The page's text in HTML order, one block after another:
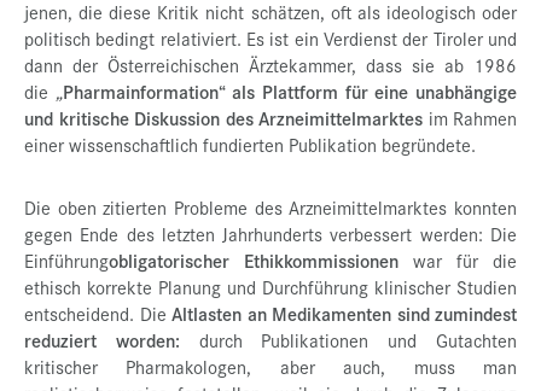
jenen, die diese Kritik nicht schätzen, oft als ideologisch oder
politisch bedingt relativiert. Es ist ein Verdienst der Tiroler und
dann der Österreichischen Ärztekammer, dass sie ab 1986
die „Pharmainformation“als Plattform für eine unabhängige
und kritische Diskussion des Arzneimittelmarktes im Rahmen
einer wissenschaftlich fundierten Publikation begründete.
Die oben zitierten Probleme des Arzneimittelmarktes konnten
gegen Ende des letzten Jahrhunderts verbessert werden: Die
Einführungobligatorischer Ethikkommissionen war für die
ethisch korrekte Planung und Durchführung klinischer Studien
entscheidend. Die Altlasten an Medikamenten sind zumindest
reduziert worden: durch Publikationen und Gutachten
kritischer Pharmakologen, aber auch, muss man